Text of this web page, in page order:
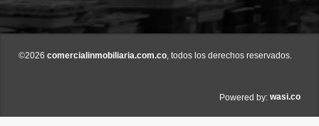
©2026 comercialinmobiliaria.com.co, todos los derechos reservados.
Powered by: wasi.co